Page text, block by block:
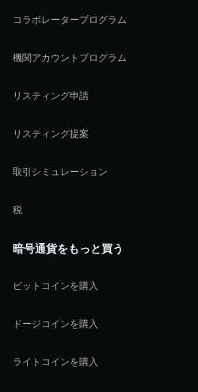
コラボレータープログラム
機関アカウントプログラム
リスティング申請
リスティング提案
取引シミュレーション
税
暗号通貨をもっと買う
ビットコインを購入
ドージコインを購入
ライトコインを購入